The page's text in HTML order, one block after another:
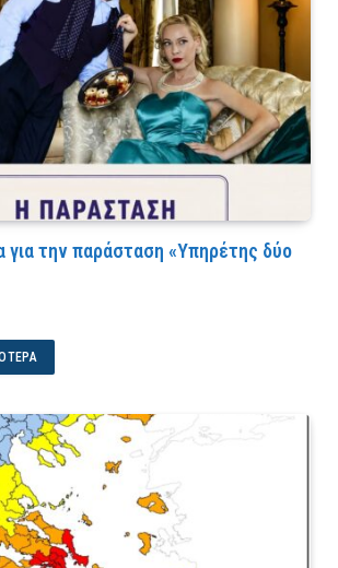
για την παράσταση «Υπηρέτης δύο